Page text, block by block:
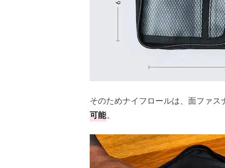
そのためナイフロールは、面ファス
可能。